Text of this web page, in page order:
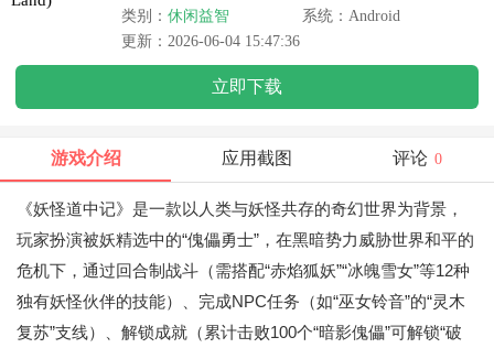
类别： 休闲益智
系统：Android
更新：2026-06-04 15:47:36
立即下载
游戏介绍 应用截图 评论 0
《妖怪道中记》是一款以人类与妖怪共存的奇幻世界为背景，
玩家扮演被妖精选中的“傀儡勇士”，在黑暗势力威胁世界和平的
危机下，通过回合制战斗（需搭配“赤焰狐妖”“冰魄雪女”等12种
独有妖怪伙伴的技能）、完成NPC任务（如“巫女铃音”的“灵木
复苏”支线）、解锁成就（累计击败100个“暗影傀儡”可解锁“破